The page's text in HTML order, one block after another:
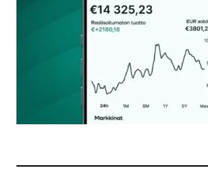
Nimesi tai nimimerkkisi
Sähköpostiosoitteesi
Tilaa SalkunRakentajan uutiskirje